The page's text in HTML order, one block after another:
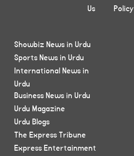
Policy
Us
Showbiz News in Urdu
Sports News in Urdu
International News in
Urdu
Business News in Urdu
Urdu Magazine
Urdu Blogs
The Express Tribune
Express Entertainment